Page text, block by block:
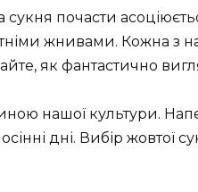
сукня почасти
жнивами. Кожна з
як фантастично
нашої культури.
дні. Вибір жовтої